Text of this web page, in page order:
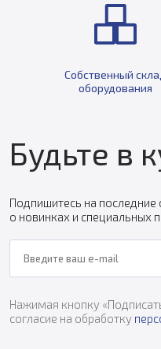
Собственный
оборудования
Будьте в
Подпишитесь на последние
о новинках и специальных
Нажимая кнопку
согласие на обработку